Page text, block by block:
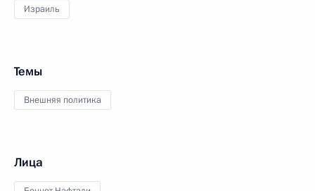
Израиль
Темы
Внешняя политика
Лица